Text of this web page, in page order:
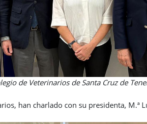
de Veterinarios de Santa Cruz de
han charlado con su presidenta, M.ª